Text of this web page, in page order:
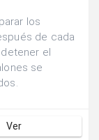
los
de cada
el
se
Ver